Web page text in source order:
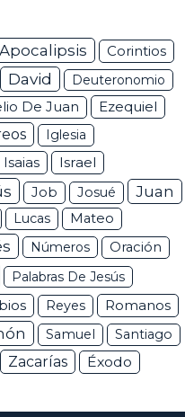
Apocalipsis Corintios
David Deuteronomio
De Juan Ezequiel
Iglesia
Isaias Israel
Job Josué Juan
Lucas
Mateo
Números
Oración
Palabras De Jesús
Reyes
Romanos
Samuel
Santiago
Zacarías Éxodo